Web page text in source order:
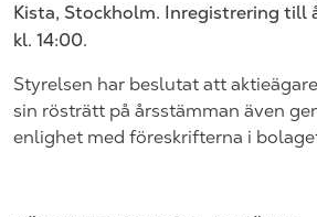
Kista, Stockholm. Inregistrering till
kl. 14:00.
Styrelsen har beslutat att
sin rösträtt på årsstämman även
enlighet med föreskrifterna i